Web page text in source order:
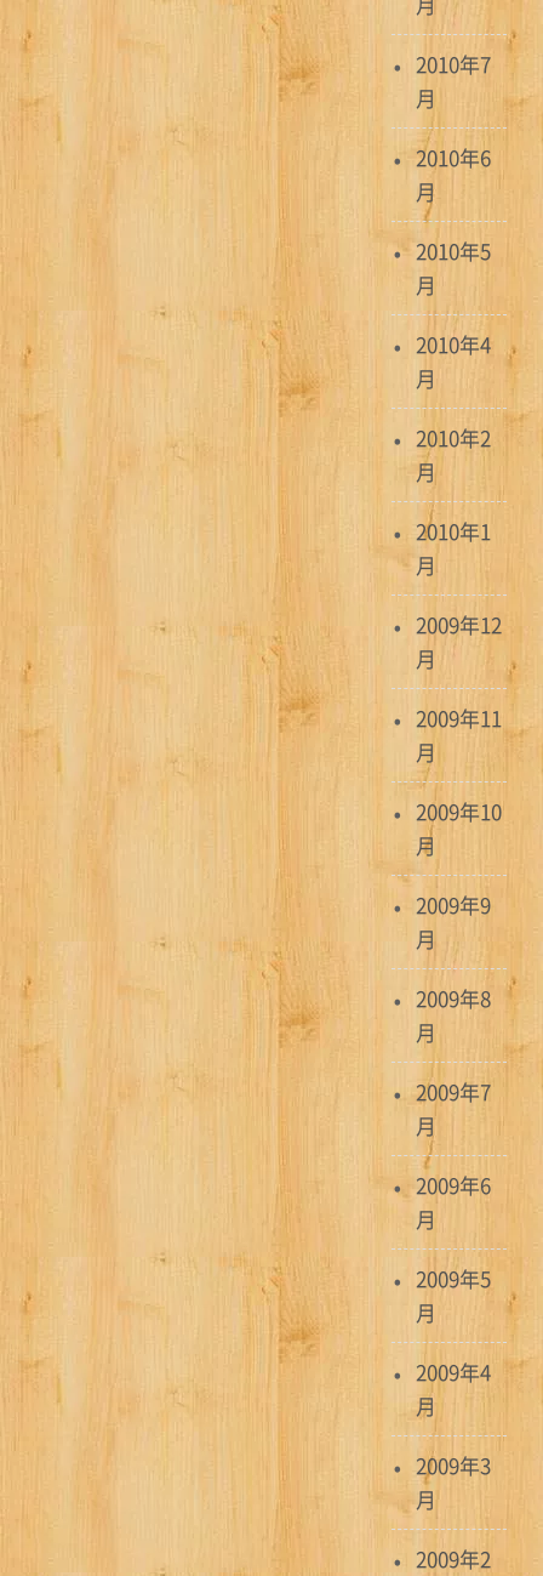
2010年7
月
2010年6
月
2010年5
月
2010年4
月
2010年2
月
2010年1
月
2009年12
月
2009年11
月
2009年10
月
2009年9
月
2009年8
月
2009年7
月
2009年6
月
2009年5
月
2009年4
月
2009年3
月
2009年2